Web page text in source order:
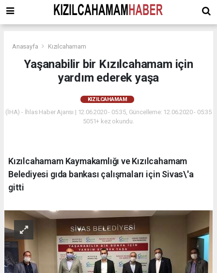
Anasayfa Kızılcahamam
Yaşanabilir bir Kızılcahamam için
yardım ederek yaşa
KIZILCAHAMAM
(İHA) - İhlas Haber Ajansı | 12.06.2020 - 05:35, Güncelleme: 12.06.2020 - 05:35
5051+ kez okundu.
Kızılcahamam Kaymakamlığı ve Kızılcahamam
Belediyesi gıda bankası çalışmaları için Sivas\'a
gitti